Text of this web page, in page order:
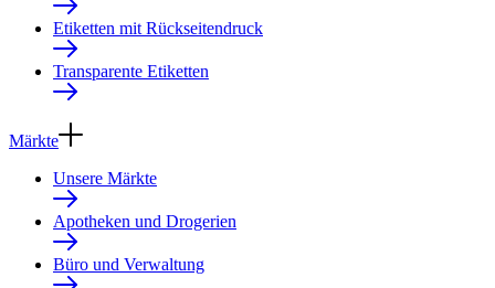
Etiketten mit Rückseitendruck
Transparente Etiketten
Märkte
Unsere Märkte
Apotheken und Drogerien
Büro und Verwaltung